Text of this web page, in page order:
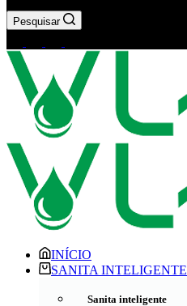
Pesquisar
INÍCIO
SANITA INTELIGENTE
Sanita inteligente